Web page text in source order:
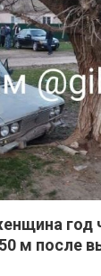
год
м после